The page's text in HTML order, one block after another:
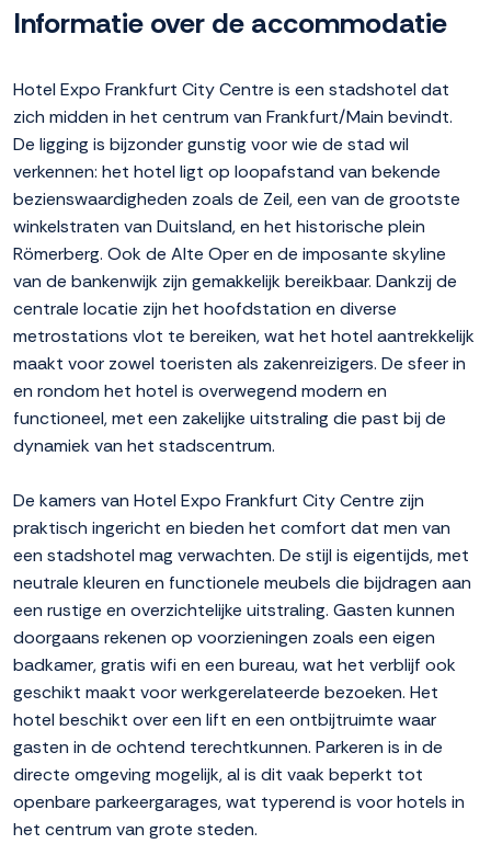
Informatie over de accommodatie
Hotel Expo Frankfurt City Centre is een stadshotel dat
zich midden in het centrum van Frankfurt/Main bevindt.
De ligging is bijzonder gunstig voor wie de stad wil
verkennen: het hotel ligt op loopafstand van bekende
bezienswaardigheden zoals de Zeil, een van de grootste
winkelstraten van Duitsland, en het historische plein
Römerberg. Ook de Alte Oper en de imposante skyline
van de bankenwijk zijn gemakkelijk bereikbaar. Dankzij de
centrale locatie zijn het hoofdstation en diverse
metrostations vlot te bereiken, wat het hotel aantrekkelijk
maakt voor zowel toeristen als zakenreizigers. De sfeer in
en rondom het hotel is overwegend modern en
functioneel, met een zakelijke uitstraling die past bij de
dynamiek van het stadscentrum.
De kamers van Hotel Expo Frankfurt City Centre zijn
praktisch ingericht en bieden het comfort dat men van
een stadshotel mag verwachten. De stijl is eigentijds, met
neutrale kleuren en functionele meubels die bijdragen aan
een rustige en overzichtelijke uitstraling. Gasten kunnen
doorgaans rekenen op voorzieningen zoals een eigen
badkamer, gratis wifi en een bureau, wat het verblijf ook
geschikt maakt voor werkgerelateerde bezoeken. Het
hotel beschikt over een lift en een ontbijtruimte waar
gasten in de ochtend terechtkunnen. Parkeren is in de
directe omgeving mogelijk, al is dit vaak beperkt tot
openbare parkeergarages, wat typerend is voor hotels in
het centrum van grote steden.